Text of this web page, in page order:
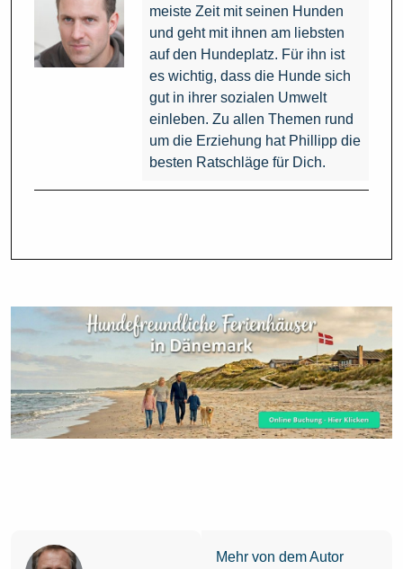
meiste Zeit mit seinen Hunden
und geht mit ihnen am liebsten
auf den Hundeplatz. Für ihn ist
es wichtig, dass die Hunde sich
gut in ihrer sozialen Umwelt
einleben. Zu allen Themen rund
um die Erziehung hat Phillipp die
besten Ratschläge für Dich.
Mehr von dem Autor